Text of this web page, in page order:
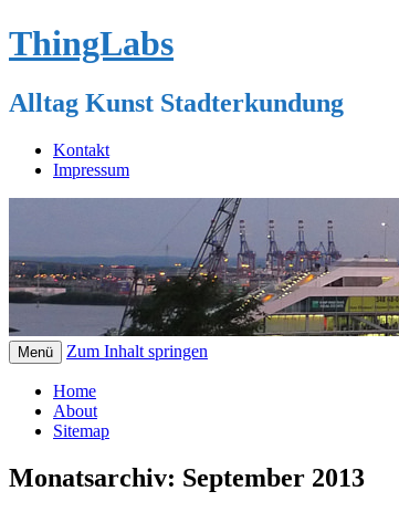
ThingLabs
Alltag Kunst Stadterkundung
Kontakt
Impressum
Menü Zum Inhalt springen
Home
About
Sitemap
Monatsarchiv: September 2013